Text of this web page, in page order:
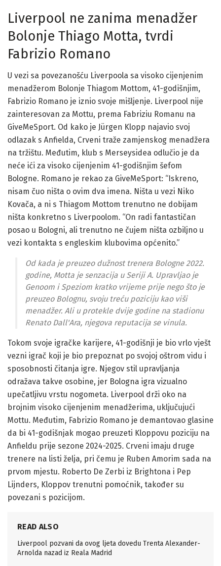
Liverpool ne zanima menadžer
Bolonje Thiago Motta, tvrdi
Fabrizio Romano
U vezi sa povezanošću Liverpoola sa visoko cijenjenim
menadžerom Bolonje Thiagom Mottom, 41-godišnjim,
Fabrizio Romano je iznio svoje mišljenje. Liverpool nije
zainteresovan za Mottu, prema Fabriziu Romanu na
GiveMeSport. Od kako je Jürgen Klopp najavio svoj
odlazak s Anfielda, Crveni traže zamjenskog menadžera
na tržištu. Međutim, klub s Merseysidea odlučio je da
neće ići za visoko cijenjenim 41-godišnjim šefom
Bologne. Romano je rekao za GiveMeSport: “Iskreno,
nisam čuo ništa o ovim dva imena. Ništa u vezi Niko
Kovača, a ni s Thiagom Mottom trenutno ne dobijam
ništa konkretno s Liverpoolom. “On radi fantastičan
posao u Bologni, ali trenutno ne čujem ništa ozbiljno u
vezi kontakta s engleskim klubovima općenito.”
Od kada je preuzeo dužnost trenera Bologne 2022.
godine, Motta je senzacija u Seriji A. Upravljao je
Genoom i Speziom kratko vrijeme prije nego što je
preuzeo Bolognu, svoju treću poziciju kao viši
menadžer. Ali u protekle dvije godine na stadionu
Renato Dall'Ara, njegova reputacija se vinula.
Tokom svoje igračke karijere, 41-godišnji je bio vrlo vješt
vezni igrač koji je bio prepoznat po svojoj oštrom vidu i
sposobnosti čitanja igre. Njegov stil upravljanja
odražava takve osobine, jer Bologna igra vizualno
upečatljivu vrstu nogometa. Liverpool drži oko na
brojnim visoko cijenjenim menadžerima, uključujući
Mottu. Međutim, Fabrizio Romano je demantovao glasine
da bi 41-godišnjak mogao preuzeti Kloppovu poziciju na
Anfieldu prije sezone 2024-2025. Crveni imaju druge
trenere na listi želja, pri čemu je Ruben Amorim sada na
prvom mjestu. Roberto De Zerbi iz Brightona i Pep
Lijnders, Kloppov trenutni pomoćnik, također su
povezani s pozicijom.
READ ALSO
Liverpool pozvani da ovog ljeta dovedu Trenta Alexander-
Arnolda nazad iz Reala Madrid